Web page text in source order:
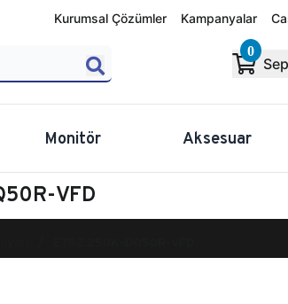
Kurumsal Çözümler Kampanyalar
0
Monitör Aksesuar
VFD